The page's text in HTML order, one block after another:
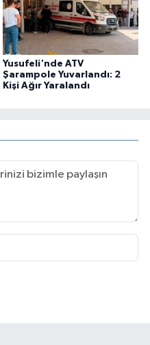
Yusufeli'nde ATV
Şarampole Yuvarlandı: 2
Kişi Ağır Yaralandı